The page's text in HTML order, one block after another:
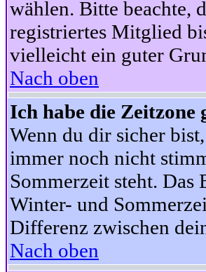
wählen. Bitte beachte,
registriertes Mitglied
vielleicht ein guter
Nach oben
Ich habe die Zeitzone
Wenn du dir sicher
immer noch nicht
Sommerzeit steht. Das
Winter- und
Differenz zwischen
Nach oben